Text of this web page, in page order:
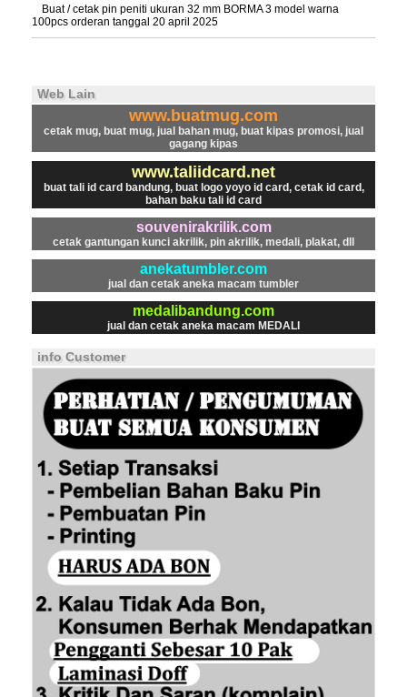
Buat / cetak pin peniti ukuran 32 mm BORMA 3 model warna
100pcs orderan tanggal 20 april 2025
Web Lain
www.buatmug.com
cetak mug, buat mug, jual bahan mug, buat kipas promosi, jual
gagang kipas
www.taliidcard.net
buat tali id card bandung, buat logo yoyo id card, cetak id card,
bahan baku tali id card
souvenirakrilik.com
cetak gantungan kunci akrilik, pin akrilik, medali, plakat, dll
anekatumbler.com
jual dan cetak aneka macam tumbler
medalibandung.com
jual dan cetak aneka macam MEDALI
info Customer